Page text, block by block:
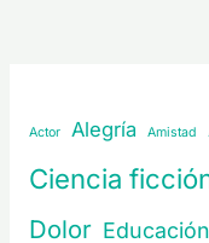
Actor Alegría Amistad
Ciencia
Dolor Educación